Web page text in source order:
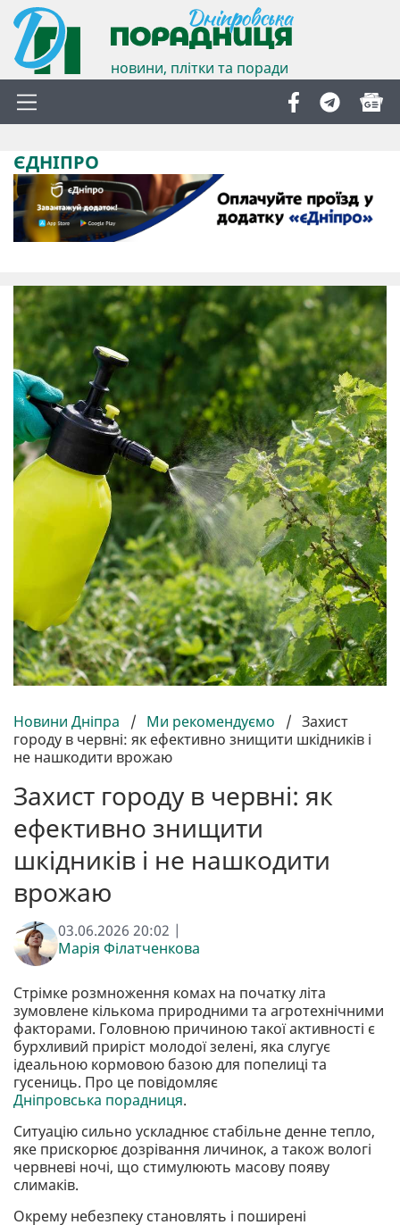
новини, плітки та поради
ЄДНІПРО
Новини Дніпра / Ми рекомендуємо / Захист
городу в червні: як ефективно знищити шкідників і
не нашкодити врожаю
Захист городу в червні: як
ефективно знищити
шкідників і не нашкодити
врожаю
03.06.2026 20:02 |
Марія Філатченкова
Стрімке розмноження комах на початку літа
зумовлене кількома природними та агротехнічними
факторами. Головною причиною такої активності є
бурхливий приріст молодої зелені, яка слугує
ідеальною кормовою базою для попелиці та
гусениць. Про це повідомляє
Дніпровська порадниця.
Ситуацію сильно ускладнює стабільне денне тепло,
яке прискорює дозрівання личинок, а також вологі
червневі ночі, що стимулюють масову появу
слимаків.
Окрему небезпеку становлять і поширені